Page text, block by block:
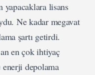
yapacaklara lisans
Ne kadar megavat
şartı getirdi.
en çok ihtiyaç
enerji depolama